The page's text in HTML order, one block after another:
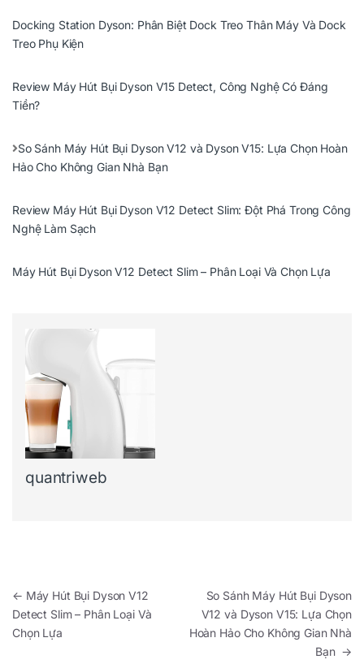
Docking Station Dyson: Phân Biệt Dock Treo Thân Máy Và Dock
Treo Phụ Kiện
Review Máy Hút Bụi Dyson V15 Detect, Công Nghệ Có Đáng
Tiền?
So Sánh Máy Hút Bụi Dyson V12 và Dyson V15: Lựa Chọn Hoàn
Hảo Cho Không Gian Nhà Bạn
Review Máy Hút Bụi Dyson V12 Detect Slim: Đột Phá Trong Công
Nghệ Làm Sạch
Máy Hút Bụi Dyson V12 Detect Slim – Phân Loại Và Chọn Lựa
quantriweb
Điều hướng bài viết
← Máy Hút Bụi Dyson V12
Detect Slim – Phân Loại Và
Chọn Lựa
So Sánh Máy Hút Bụi Dyson
V12 và Dyson V15: Lựa Chọn
Hoàn Hảo Cho Không Gian Nhà
Bạn →